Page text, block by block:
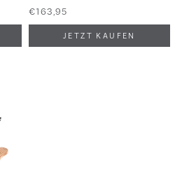
€163,95